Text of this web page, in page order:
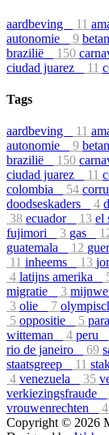
aardbeving 11
autonomie
9
brazilië
150
ciudad juarez
11
Tags
aardbeving 11
autonomie
9
brazilië
150
ciudad juarez
11
colombia
54
doodseskaders
4
38 ecuador 13 el
fujimori
3 gas
guatemala
12
11 inheems 13
4 latijns amerika
migratie
3
3 olie 7
5 oppositie 5
witteman
4 peru
rio de janeiro
69
staatsgreep
11
4 venezuela 35
verkiezingsfraude
vrouwenrechten
4
Copyright © 2026